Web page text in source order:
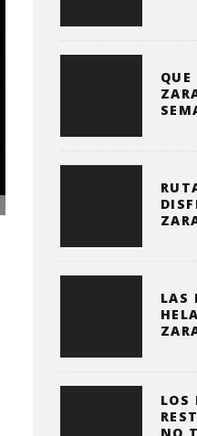
QUE
LAS
LOS
NO